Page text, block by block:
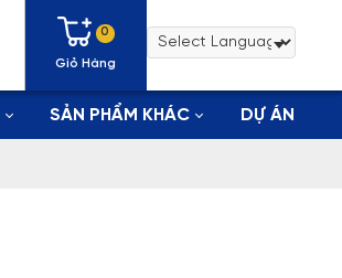
0
Giỏ Hàng
SẢN PHẨM KHÁC DỰ ÁN